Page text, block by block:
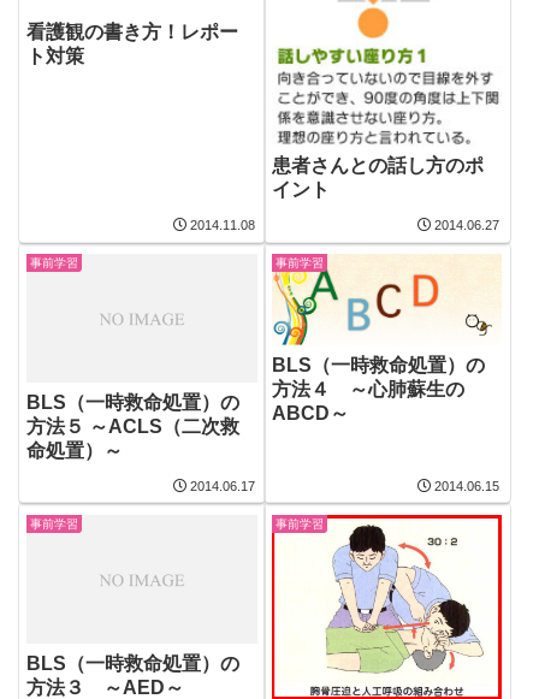
看護観の書き方！レポー
ト対策
2014.11.08
患者さんとの話し方のポ
イント
2014.06.27
事前学習
BLS（一時救命処置）の
方法５ ～ACLS（二次救
命処置）～
2014.06.17
事前学習
BLS（一時救命処置）の
方法４ ～心肺蘇生の
ABCD～
2014.06.15
事前学習
BLS（一時救命処置）の
方法３ ～AED～
事前学習